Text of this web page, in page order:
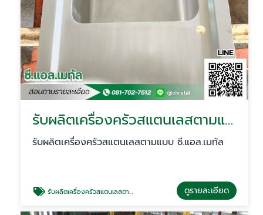
รับผลิตเครื่องครัวสแตนเลสตามแบบ
รับผลิตเครื่องครัวสแตนเลสตามแบบ ซี.แอล.เมทัล
รับผลิตเครื่องครัวสแตนเลสตามแบบ ดูรายละเอียด